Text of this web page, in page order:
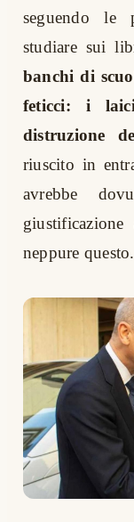
seguendo le
studiare sui
banchi di
feticci: i
distruzione
riuscito in
avrebbe
neppure questo.